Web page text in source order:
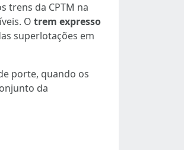
trens da CPTM na
O trem expresso
superlotações em
porte, quando os
da